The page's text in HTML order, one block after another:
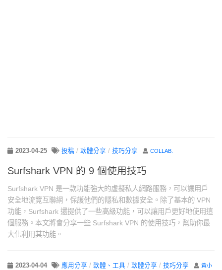
2023-04-25 投稿 / 軟體分享 / 技巧分享 COLLAB.
Surfshark VPN 的 9 個使用技巧
Surfshark VPN 是一款功能強大的虛擬私人網路服務，可以讓用戶
安全地流覽互聯網，保護他們的隱私和數據安全。除了基本的 VPN
功能，Surfshark 還提供了一些高級功能，可以讓用戶更好地使用這
個服務。本文將會分享一些 Surfshark VPN 的使用技巧，幫助你最
大化利用其功能。
2023-04-04 應用分享 / 軟體、工具 / 軟體分享 / 技巧分享
黃小